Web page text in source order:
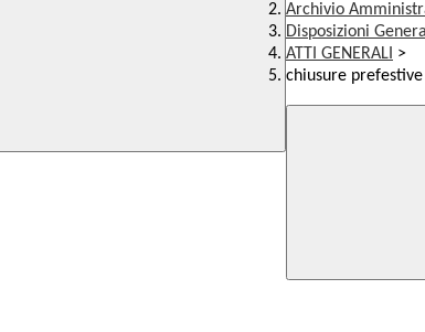
Archivio
Disposizioni
ATTI GENERALI >
chiusure